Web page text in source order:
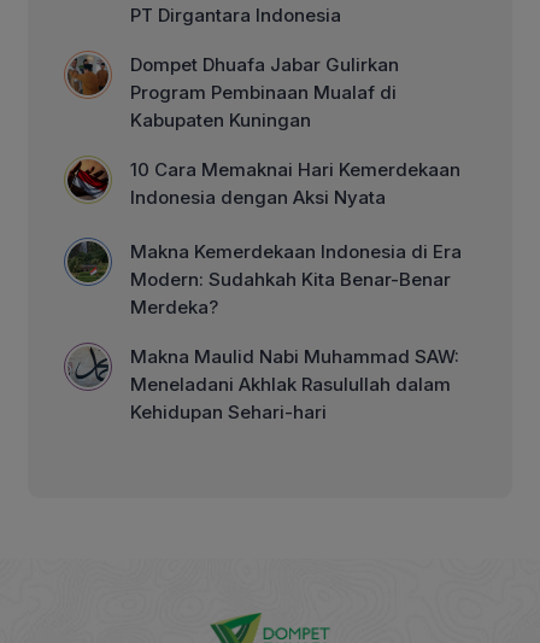
PT Dirgantara Indonesia
Dompet Dhuafa Jabar Gulirkan
Program Pembinaan Mualaf di
Kabupaten Kuningan
10 Cara Memaknai Hari Kemerdekaan
Indonesia dengan Aksi Nyata
Makna Kemerdekaan Indonesia di Era
Modern: Sudahkah Kita Benar-Benar
Merdeka?
Makna Maulid Nabi Muhammad SAW:
Meneladani Akhlak Rasulullah dalam
Kehidupan Sehari-hari